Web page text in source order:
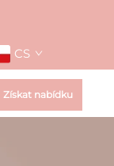
CS
Získat nabídku